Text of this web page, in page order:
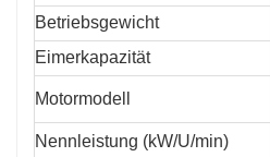
Betriebsgewicht
Eimerkapazität
Motormodell
Nennleistung (kW/U/min)